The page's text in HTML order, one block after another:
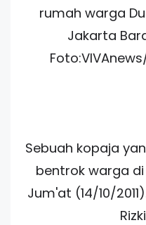
rumah warga
Jakarta
Sebuah kopaja
bentrok warga
Jum'at (14/10/